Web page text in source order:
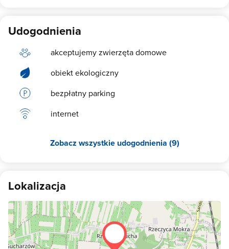
Udogodnienia
akceptujemy zwierzęta domowe
obiekt ekologiczny
bezpłatny parking
internet
Zobacz wszystkie udogodnienia (9)
Lokalizacja